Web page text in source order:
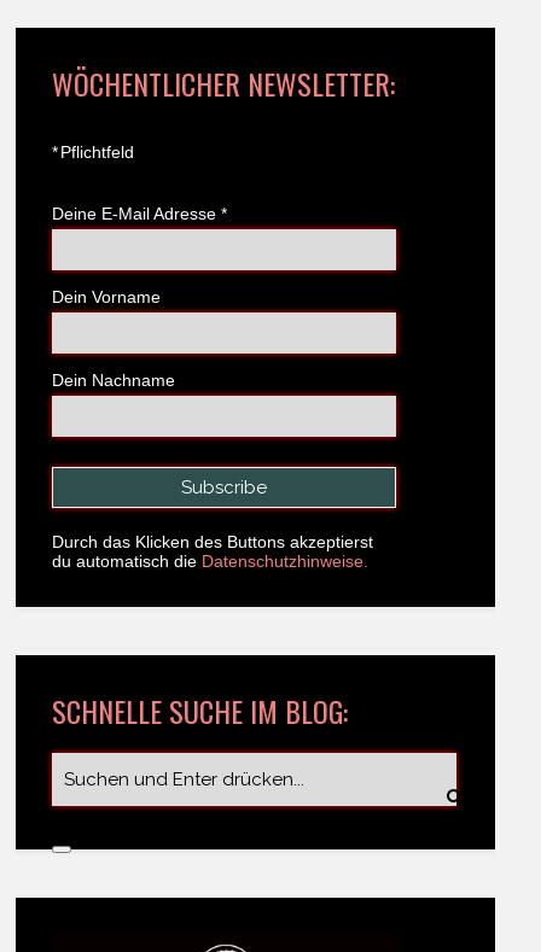
WÖCHENTLICHER NEWSLETTER:
*Pflichtfeld
Deine E-Mail Adresse *
Dein Vorname
Dein Nachname
Durch das Klicken des Buttons akzeptierst
du automatisch die Datenschutzhinweise.
SCHNELLE SUCHE IM BLOG: